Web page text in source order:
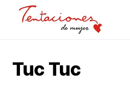
Tuc Tuc